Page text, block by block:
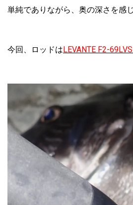
単純でありながら、奥の深さを感
今回、ロッドはLEVANTE F2-